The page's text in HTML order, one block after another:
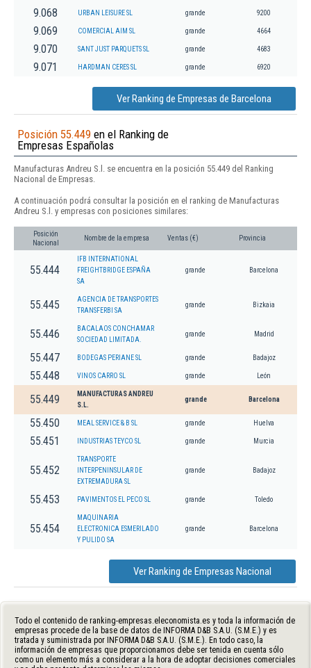
9.068 URBAN LEISURE SL grande 9200
9.069 COMERCIAL AIM SL grande 4664
9.070 SANT JUST PARQUETS SL grande 4683
9.071 HARDMAN CERES SL grande 6920
Ver Ranking de Empresas de Barcelona
Posición 55.449 en el Ranking de
Empresas Españolas
Manufacturas Andreu S.l. se encuentra en la posición 55.449 del Ranking
Nacional de Empresas.
A continuación podrá consultar la posición en el ranking de Manufacturas
Andreu S.l. y empresas con posiciones similares:
Posición
Nacional
Nombre de la empresa Ventas (€) Provincia
55.444
IFB INTERNATIONAL
FREIGHTBRIDGE ESPAÑA
SA
grande Barcelona
55.445
AGENCIA DE TRANSPORTES
TRANSFERBI SA
grande Bizkaia
55.446
BACALAOS CONCHAMAR
SOCIEDAD LIMITADA.
grande Madrid
55.447 BODEGAS PERIANE SL grande Badajoz
55.448 VINOS CARRO SL grande León
55.449
MANUFACTURAS ANDREU
S.L.
grande Barcelona
55.450 MEAL SERVICE & B SL grande Huelva
55.451 INDUSTRIAS TEYCO SL grande Murcia
55.452
TRANSPORTE
INTERPENINSULAR DE
EXTREMADURA SL
grande Badajoz
55.453 PAVIMENTOS EL PECO SL grande Toledo
55.454
MAQUINARIA
ELECTRONICA ESMERILADO
Y PULIDO SA
grande Barcelona
Ver Ranking de Empresas Nacional
Todo el contenido de ranking-empresas.eleconomista.es y toda la información de
empresas procede de la base de datos de INFORMA D&B S.A.U. (S.M.E.) y es
tratada y suministrada por INFORMA D&B S.A.U. (S.M.E.). En todo caso, la
información de empresas que proporcionamos debe ser tenida en cuenta sólo
como un elemento más a considerar a la hora de adoptar decisiones comerciales